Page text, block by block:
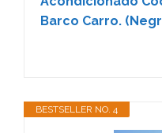
Barco Carro.
BESTSELLER NO. 4